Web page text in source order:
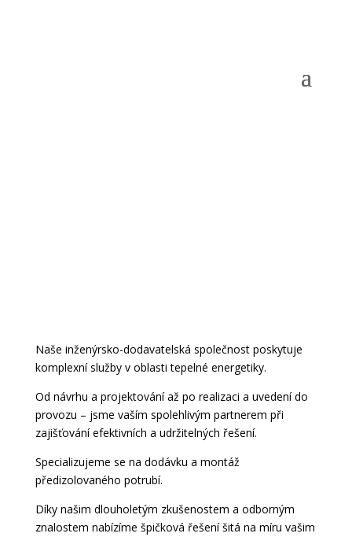
Naše inženýrsko-dodavatelská společnost poskytuje
komplexní služby v oblasti tepelné energetiky.
Od návrhu a projektování až po realizaci a uvedení do
provozu – jsme vaším spolehlivým partnerem při
zajišťování efektivních a udržitelných řešení.
Specializujeme se na dodávku a montáž
předizolovaného potrubí.
Díky našim dlouholetým zkušenostem a odborným
znalostem nabízíme špičková řešení šitá na míru vašim